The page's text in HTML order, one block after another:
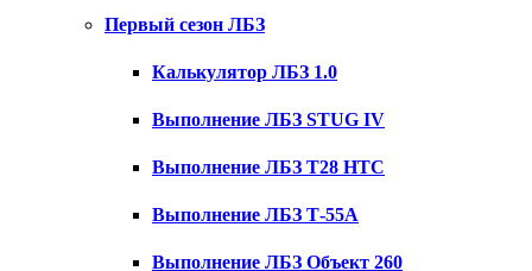
Первый сезон ЛБЗ
Калькулятор ЛБЗ 1.0
Выполнение ЛБЗ STUG IV
Выполнение ЛБЗ T28 HTC
Выполнение ЛБЗ Т-55А
Выполнение ЛБЗ Объект 260